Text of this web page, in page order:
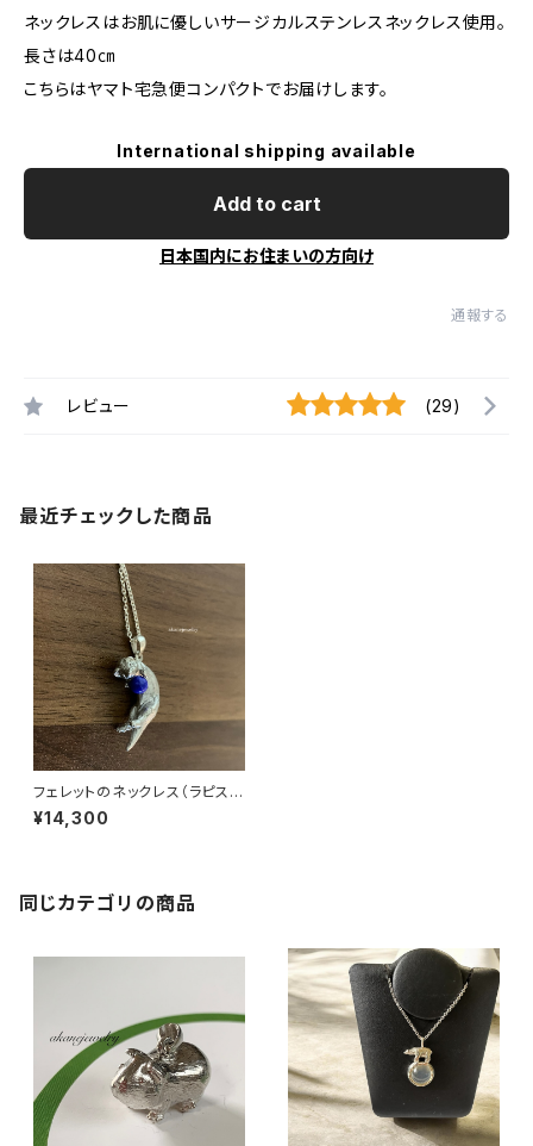
ネックレスはお肌に優しいサージカルステンレスネックレス使用。
長さは40㎝
こちらはヤマト宅急便コンパクトでお届けします。
International shipping available
Add to cart
日本国内にお住まいの方向け
通報する
レビュー (29)
最近チェックした商品
フェレットのネックレス（ラピスラ
ズリとコーラルからお選び頂け
ます。
¥14,300
同じカテゴリの商品